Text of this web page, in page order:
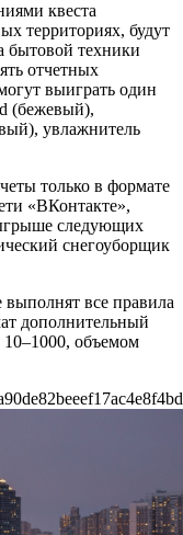
квеста
территориях, будут
бытовой техники
отчетных
выиграть один
(бежевый),
увлажнитель
только в формате
«ВКонтакте»,
следующих
снегоуборщик
выполнят все правила
дополнительный
объемом